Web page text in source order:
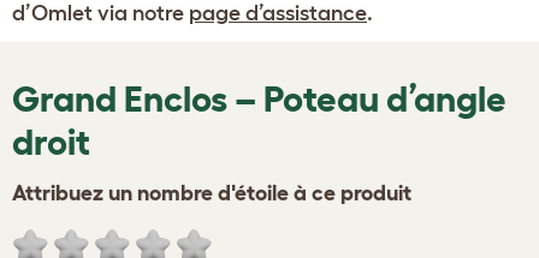
d’Omlet via notre page d’assistance.
Grand Enclos – Poteau d’angle
droit
Attribuez un nombre d'étoile à ce produit